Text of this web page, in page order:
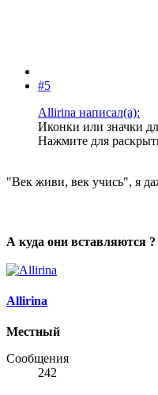
#5
Allirina написал(а):
Иконки или значки
Нажмите для
"Век живи, век учись", я
А куда они вставляются ?
Allirina
Местный
Сообщения
242